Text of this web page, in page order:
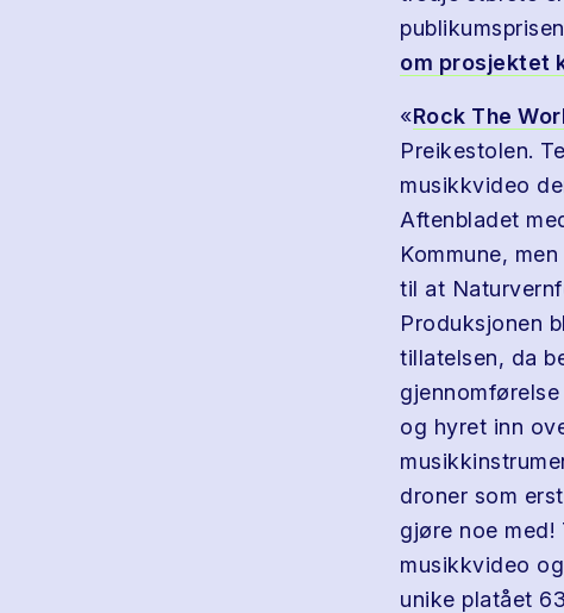
om prosjektet
«Rock The
Preikestolen.
musikkvideo
Aftenbladet
Kommune,
til at
Produksjonen
tillatelsen, da
og hyret inn
droner som
gjøre noe
musikkvideo
unike platået